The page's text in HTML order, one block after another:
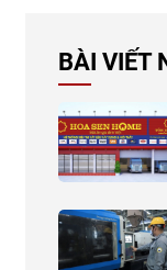
BÀI VIẾT